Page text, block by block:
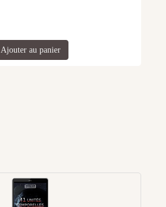
Ajouter au panier